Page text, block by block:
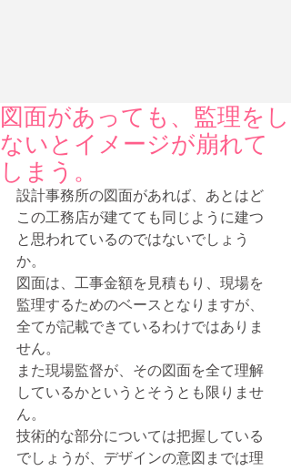
図面があっても、監理をし
ないとイメージが崩れて
しまう。
設計事務所の図面があれば、あとはど
この工務店が建てても同じように建つ
と思われているのではないでしょう
か。
図面は、工事金額を見積もり、現場を
監理するためのベースとなりますが、
全てが記載できているわけではありま
せん。
また現場監督が、その図面を全て理解
しているかというとそうとも限りませ
ん。
技術的な部分については把握している
でしょうが、デザインの意図までは理